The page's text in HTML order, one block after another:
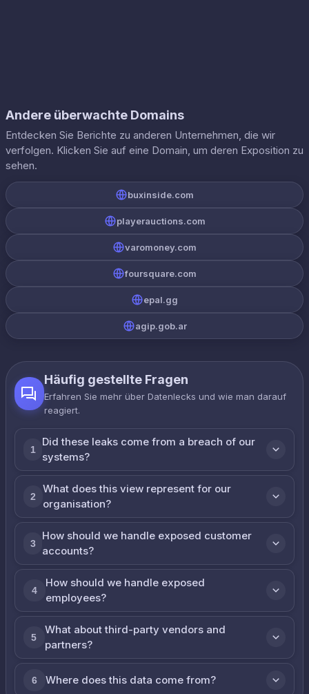
Andere überwachte Domains
Entdecken Sie Berichte zu anderen Unternehmen, die wir
verfolgen. Klicken Sie auf eine Domain, um deren Exposition zu
sehen.
buxinside.com
playerauctions.com
varomoney.com
foursquare.com
epal.gg
agip.gob.ar
Häufig gestellte Fragen
Erfahren Sie mehr über Datenlecks und wie man darauf
reagiert.
1
Did these leaks come from a breach of our
systems?
2
What does this view represent for our
organisation?
3
How should we handle exposed customer
accounts?
4
How should we handle exposed
employees?
5
What about third-party vendors and
partners?
6 Where does this data come from?